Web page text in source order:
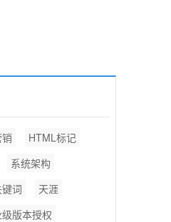
HTML标记
系统架构
词
天涯
版本授权